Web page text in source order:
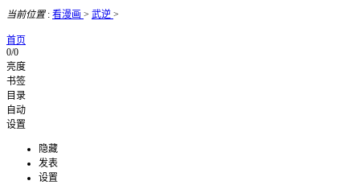
当前位置: 看漫画 > 武逆 >
首页
0/0
亮度
书签
目录
自动
设置
隐藏
发表
设置